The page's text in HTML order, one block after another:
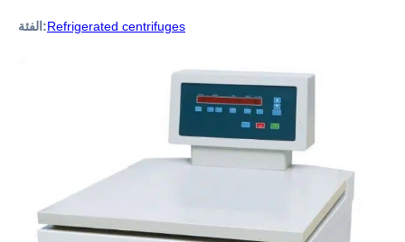
الفئة:Refrigerated centrifuges